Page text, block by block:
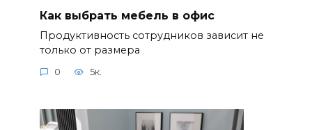
Как выбрать мебель в офис
Продуктивность сотрудников зависит не
только от размера
0 5к.